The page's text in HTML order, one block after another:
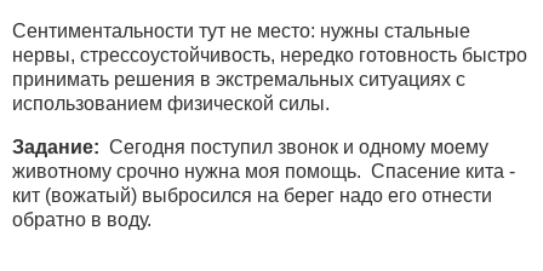
Сентиментальности тут не место: нужны стальные
нервы, стрессоустойчивость, нередко готовность быстро
принимать решения в экстремальных ситуациях с
использованием физической силы.
Задание: Сегодня поступил звонок и одному моему
животному срочно нужна моя помощь. Спасение кита -
кит (вожатый) выбросился на берег надо его отнести
обратно в воду.